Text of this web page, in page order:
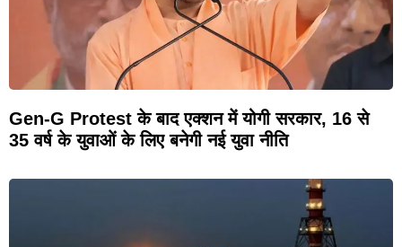
Gen-G Protest के बाद एक्शन में योगी सरकार, 16 से
35 वर्ष के युवाओं के लिए बनेगी नई युवा नीति